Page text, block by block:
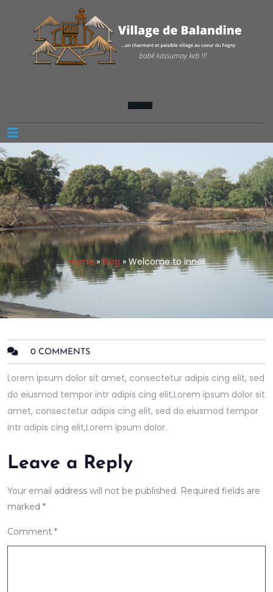
Home»Blog »Welcome to inner
0 COMMENTS
Lorem ipsum dolor sit amet, consectetur adipis cing elit, sed
do eiusmod tempor intr adipis cing elit,Lorem ipsum dolor sit
amet, consectetur adipis cing elit, sed do eiusmod tempor
intr adipis cing elit,Lorem ipsum dolor.
Leave a Reply
Your email address will not be published. Required fields are
marked *
Comment *